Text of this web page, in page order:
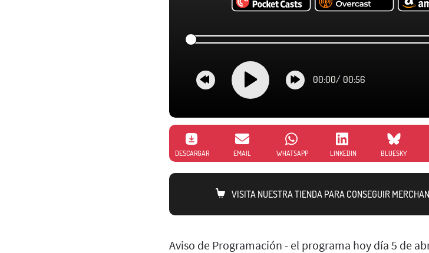
00:00/ 00:56
DESCARGAR EMAIL WHATSAPP LINKEDIN BLUESKY
VISITA NUESTRA TIENDA PARA CONSEGUIR
Aviso de Programación - el programa hoy día 5 de